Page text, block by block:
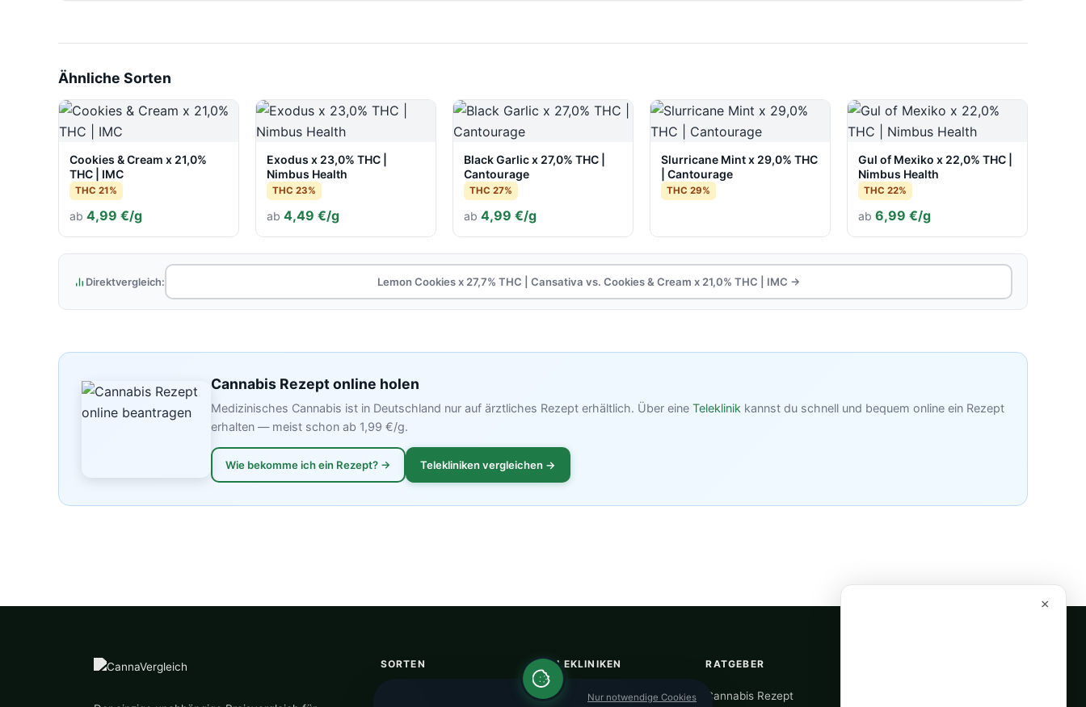
Ähnliche Sorten
Cookies & Cream x 21,0%
THC | IMC
THC 21%
ab 4,99 €/g
Exodus x 23,0% THC |
Nimbus Health
THC 23%
ab 4,49 €/g
Black Garlic x 27,0% THC |
Cantourage
THC 27%
ab 4,99 €/g
Slurricane Mint x 29,0% THC
| Cantourage
THC 29%
Gul of Mexiko x 22,0% THC |
Nimbus Health
THC 22%
ab 6,99 €/g
Direktvergleich: Lemon Cookies x 27,7% THC | Cansativa vs. Cookies & Cream x 21,0% THC | IMC →
Cannabis Rezept online holen
Medizinisches Cannabis ist in Deutschland nur auf ärztliches Rezept erhältlich. Über eine Teleklinik kannst du schnell und bequem online ein Rezept
erhalten — meist schon ab 1,99 €/g.
Wie bekomme ich ein Rezept? → Telekliniken vergleichen →
SORTEN TELEKLINIKEN
Alle Telekliniken
RATGEBER
Cannabis Rezept
Nur notwendige Cookies
×